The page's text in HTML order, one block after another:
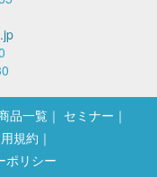
品一覧
セミナー
規約
ポリシー